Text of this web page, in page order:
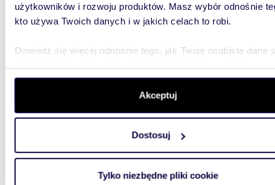
użytkowników i rozwoju produktów. Masz wybór odnośnie
kto używa Twoich danych i w jakich celach to robi.
Dowiedz się więcej odnośnie tego, jak Twoje osobiste dane
szczegółów. W Deklaracji plików cookie możesz zmienić
wycofać swoją zgodę w dowolnej chwili.
aby oferować funkcje społecznościowe i analizować ruch w
witrynie. Informacje o tym, jak korzystasz z naszej witryny,
analitycznym. Partnerzy mogą połączyć te informacje z
Akceptuj
Dostosuj
Tylko niezbędne pliki cookie